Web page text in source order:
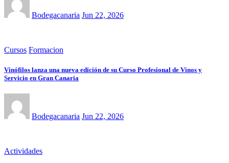
Bodegacanaria Jun 22, 2026
Cursos Formacion
Vinófilos lanza una nueva edición de su Curso Profesional de Vinos y
Servicio en Gran Canaria
Bodegacanaria Jun 22, 2026
Actividades